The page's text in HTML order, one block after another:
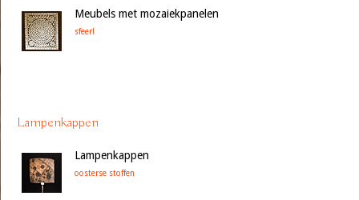
Meubels met mozaiekpanelen
sfeer!
Lampenkappen
Lampenkappen
oosterse stoffen